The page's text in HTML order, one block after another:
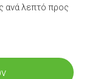
ανά λεπτό προς